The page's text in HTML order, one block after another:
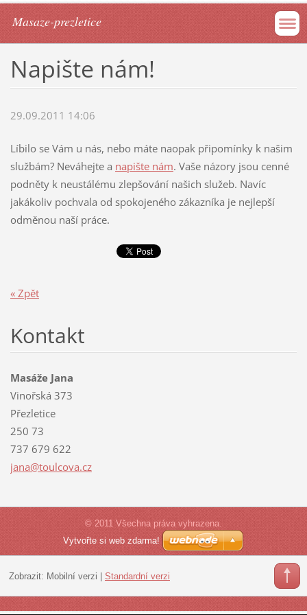
Masaze-prezletice
Napište nám!
29.09.2011 14:06
Líbilo se Vám u nás, nebo máte naopak připomínky k našim
službám? Neváhejte a napište nám. Vaše názory jsou cenné
podněty k neustálému zlepšování našich služeb. Navíc
jakákoliv pochvala od spokojeného zákazníka je nejlepší
odměnou naší práce.
« Zpět
Kontakt
Masáže Jana
Vinořská 373
Přezletice
250 73
737 679 622
jana@toulcova.cz
© 2011 Všechna práva vyhrazena.
Vytvořte si web zdarma!
Zobrazit: Mobilní verzi Standardní verzi